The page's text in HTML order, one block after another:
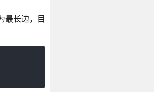
最长边，目